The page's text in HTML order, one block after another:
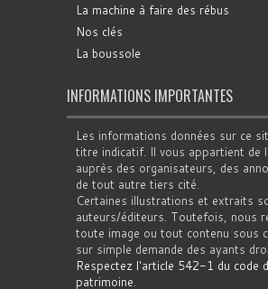
La machine à faire des rébus
Nos clés
La boussole
INFORMATIONS IMPORTANTES
Les informations données sur ce
titre indicatif. Il vous appartient de
auprès des organisateurs, des
de tout autre tiers cité.
Certaines illustrations et extraits
auteurs/éditeurs. Toutefois, nous
toute image ou tout contenu sous
sur simple demande des ayants
Respectez l'article 542-1 du code
patrimoine.